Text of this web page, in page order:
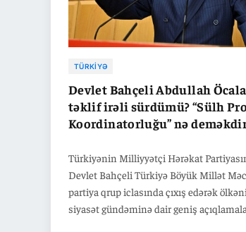
TÜRKIYƏ
Devlet Bahçeli Abdullah
təklif irəli sürdümü? “Sülh
Koordinatorluğu” nə
Türkiyənin Milliyyətçi Hərəkat
Devlet Bahçeli Türkiyə Böyük Millət
partiya qrup iclasında çıxış edərək
siyasət gündəminə dair geniş açıqlamalar